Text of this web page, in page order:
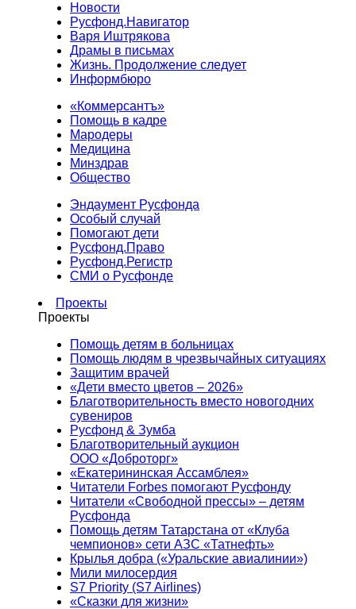
Новости
Русфонд.Навигатор
Варя Иштрякова
Драмы в письмах
Жизнь. Продолжение следует
Информбюро
«Коммерсантъ»
Помощь в кадре
Мародеры
Медицина
Минздрав
Общество
Эндаумент Русфонда
Особый случай
Помогают дети
Русфонд.Право
Русфонд.Регистр
СМИ о Русфонде
Проекты
Проекты
Помощь детям в больницах
Помощь людям в чрезвычайных ситуациях
Защитим врачей
«Дети вместо цветов – 2026»
Благотворительность вместо новогодних
сувениров
Русфонд & Зумба
Благотворительный аукцион
ООО «Доброторг»
«Екатерининская Ассамблея»
Читатели Forbes помогают Русфонду
Читатели «Свободной прессы» – детям
Русфонда
Помощь детям Татарстана от «Клуба
чемпионов» сети АЗС «Татнефть»
Крылья добра («Уральские авиалинии»)
Мили милосердия
S7 Priority (S7 Airlines)
«Сказки для жизни»